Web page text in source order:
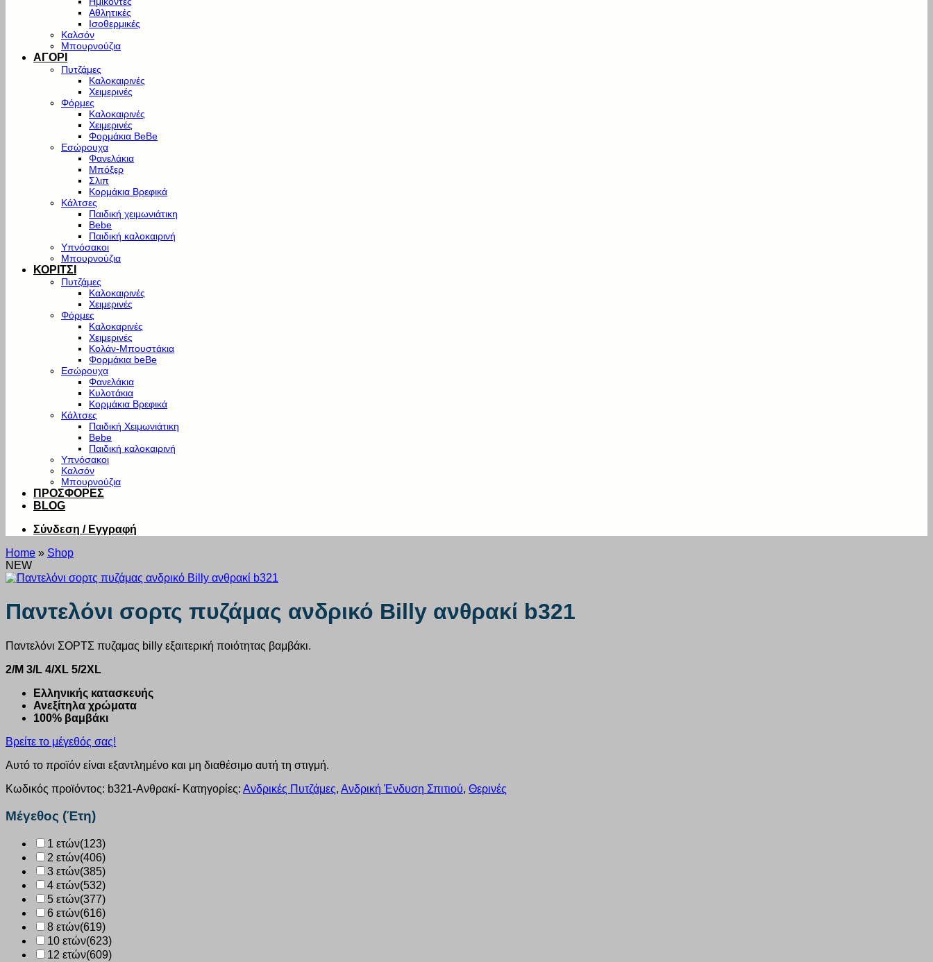
Αθλητικές
Ισοθερμικές
Καλσόν
Μπουρνούζια
ΑΓΟΡΙ
Πυτζάμες
Καλοκαιρινές
Χειμερινές
Φόρμες
Καλοκαιρινές
Χειμερινές
Φορμάκια BeBe
Εσώρουχα
Φανελάκια
Μπόξερ
Σλιπ
Κορμάκια Βρεφικά
Κάλτσες
Παιδική χειμωνιάτικη
Bebe
Παιδική καλοκαιρινή
Υπνόσακοι
Μπουρνούζια
ΚΟΡΙΤΣΙ
Πυτζάμες
Καλοκαιρινές
Χειμερινές
Φόρμες
Καλοκαρινές
Χειμερινές
Κολάν-Μπουστάκια
Φορμάκια beBe
Εσώρουχα
Φανελάκια
Κυλοτάκια
Κορμάκια Βρεφικά
Κάλτσες
Παιδική Χειμωνιάτικη
Bebe
Παιδική καλοκαιρινή
Υπνόσακοι
Καλσόν
Μπουρνούζια
ΠΡΟΣΦΟΡΕΣ
BLOG
Σύνδεση / Εγγραφή
Home » Shop
NEW
Παντελόνι σορτς πυζάμας ανδρικό Billy ανθρακί b321
Παντελόνι ΣΟΡΤΣ πυζαμας billy εξαιτερική ποιότητας βαμβάκι.
2/M 3/L 4/XL 5/2XL
Ελληνικής κατασκευής
Ανεξίτηλα χρώματα
100% βαμβάκι
Βρείτε το μέγεθός σας!
Αυτό το προϊόν είναι εξαντλημένο και μη διαθέσιμο αυτή τη στιγμή.
Κωδικός προϊόντος: b321-Ανθρακί- Κατηγορίες: Ανδρικές Πυτζάμες, Ανδρική Ένδυση Σπιτιού, Θερινές
Μέγεθος (Έτη)
1 ετών(123)
2 ετών(406)
3 ετών(385)
4 ετών(532)
5 ετών(377)
6 ετών(616)
8 ετών(619)
10 ετών(623)
12 ετών(609)